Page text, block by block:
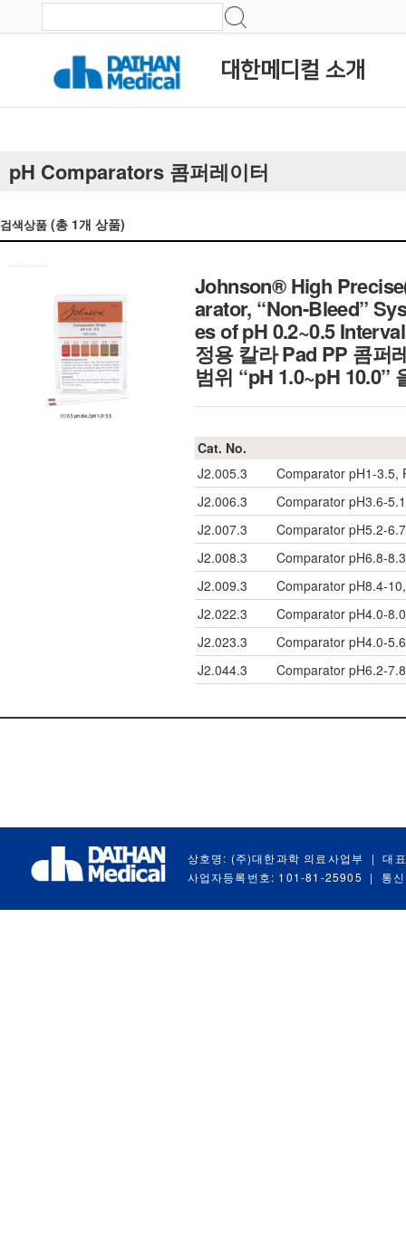
대한메디컬 소개
pH Comparators 콤퍼레이터
검색상품 (총 1개 상품)
Johnson® High
arator, “Non-Bleed”
es of pH 0.2~0.5
정용 칼라 Pad PP 콤퍼
범위 “pH 1.0~pH 10.0”
Cat. No.
J2.005.3
Comparator pH1-3.5,
J2.006.3
Comparator pH3.6-
J2.007.3
Comparator pH5.2-
J2.008.3
Comparator pH6.8-
J2.009.3
Comparator pH8.4-
J2.022.3
Comparator pH4.0-
J2.023.3
Comparator pH4.0-
J2.044.3
Comparator pH6.2-
상호명: (주)대한과학 의료사업부 |
대
사업자등록번호: 101-81-25905
| 통